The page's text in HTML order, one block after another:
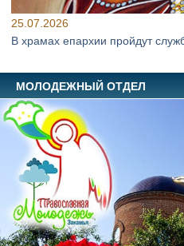
25.07.2026
В храмах епархии пройдут
МОЛОДЕЖНЫЙ ОТДЕЛ